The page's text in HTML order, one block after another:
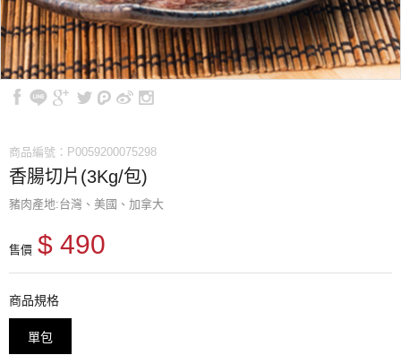
商品編號：P0059200075298
香腸切片(3Kg/包)
豬肉產地:台灣、美國、加拿大
售價 $ 490
商品規格
單包